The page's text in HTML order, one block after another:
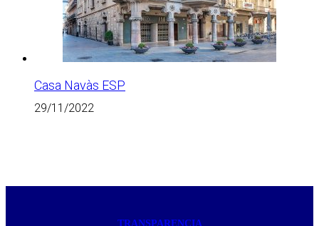
Casa Navàs ESP
29/11/2022
TRANSPARENCIA